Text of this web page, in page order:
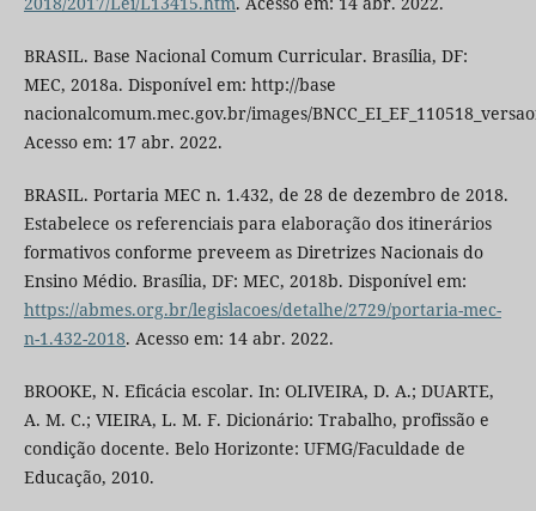
BRASIL. Base Nacional Comum Curricular. Brasília, DF:
MEC, 2018a. Disponível em: http://base
nacionalcomum.mec.gov.br/images/
Acesso em: 17 abr. 2022.
BRASIL. Portaria MEC n. 1.432, de 28 de dezembro de 2018.
Estabelece os referenciais para elaboração dos itinerários
formativos conforme preveem as Diretrizes Nacionais do
Ensino Médio. Brasília, DF: MEC, 2018b. Disponível em:
https://abmes.org.br/legislacoes/detalhe/2729/portaria-mec-
n-1.432-2018. Acesso em: 14 abr. 2022.
BROOKE, N. Eficácia escolar. In: OLIVEIRA, D. A.; DUARTE,
A. M. C.; VIEIRA, L. M. F. Dicionário: Trabalho, profissão e
condição docente. Belo Horizonte: UFMG/Faculdade de
Educação, 2010.